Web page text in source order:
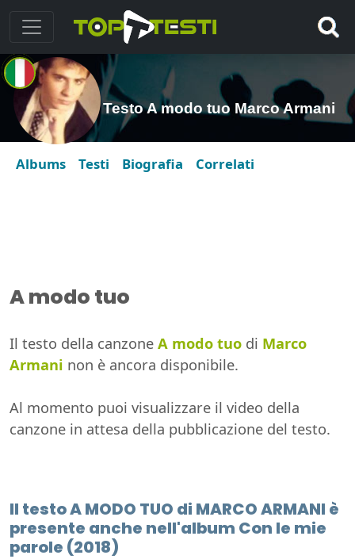
Testo A modo tuo Marco Armani
Albums Testi Biografia Correlati
A modo tuo
Il testo della canzone A modo tuo di Marco
Armani non è ancora disponibile.
Al momento puoi visualizzare il video della
canzone in attesa della pubblicazione del testo.
Il testo A MODO TUO di MARCO ARMANI è
presente anche nell'album Con le mie
parole (2018)